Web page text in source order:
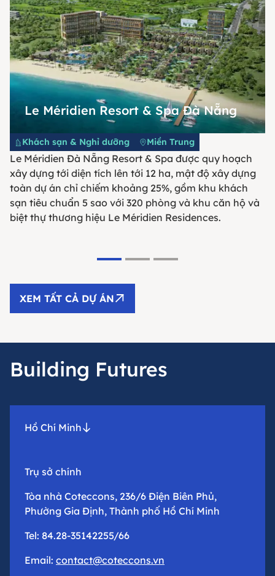
Le Méridien Resort & Spa Đà Nẵng
Khách sạn & Nghỉ dưỡng Miền Trung
Le Méridien Đà Nẵng Resort & Spa được quy hoạch
xây dựng tới diện tích lên tới 12 ha, mật độ xây dựng
toàn dự án chỉ chiếm khoảng 25%, gồm khu khách
sạn tiêu chuẩn 5 sao với 320 phòng và khu căn hộ và
biệt thự thương hiệu Le Méridien Residences.
XEM TẤT CẢ DỰ ÁN
Building Futures
Hồ Chí Minh
Trụ sở chính
Tòa nhà Coteccons, 236/6 Điện Biên Phủ,
Phường Gia Định, Thành phố Hồ Chí Minh
Tel: 84.28-35142255/66
Email: contact@coteccons.vn